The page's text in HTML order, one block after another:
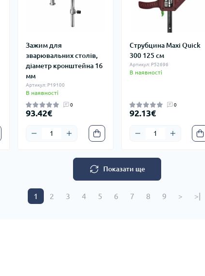
Зажим для
зварювальних столів,
діаметр кронштейна 16
мм
Артикул: P19100
В наявності
0
93.42€
Струбцина Maxi Quick
300 125 см
Артикул: P52696
В наявності
0
92.13€
Показати ще
1 2 3 4 5 6 7 8 9 > >|